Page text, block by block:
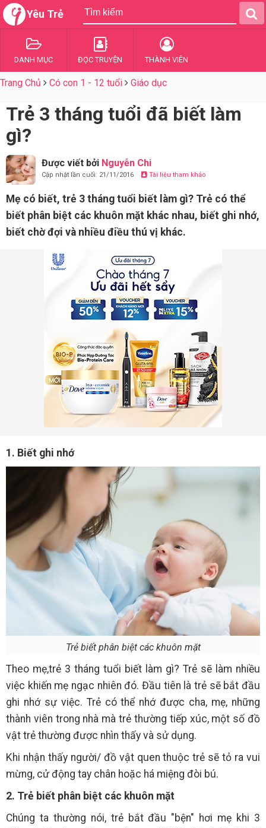
Yêu Trẻ
DANH MỤC ĐỌC TRUYỆN THÀNH VIÊN
Trang Chủ Có con 1 - 12 tuổi Giáo dục
Trẻ 3 tháng tuổi đã biết làm
gì?
Được viết bởi Nguyễn Chi
Cập nhật lần cuối: 21/11/2016 Tài liệu tham khảo
Mẹ có biết, trẻ 3 tháng tuổi biết làm gì? Trẻ có thể
biết phân biệt các khuôn mặt khác nhau, biết ghi nhớ,
biết chờ đợi và nhiều điều thú vị khác.
1. Biết ghi nhớ
Trẻ biết phân biệt các khuôn mặt
Theo mẹ,trẻ 3 tháng tuổi biết làm gì? Trẻ sẽ làm nhiều
việc khiến mẹ ngạc nhiên đó. Đầu tiên là trẻ sẽ bắt đầu
ghi nhớ sự việc. Trẻ có thể nhớ được cha, mẹ, những
thành viên trong nhà mà trẻ thường tiếp xúc, một số đồ
vật trẻ thường được nhìn thấy và sử dụng.
Khi nhận thấy người/ đồ vật quen thuộc trẻ sẽ tỏ ra vui
mừng, cử động tay chân hoặc há miệng đòi bú.
2. Trẻ biết phân biệt các khuôn mặt
Chúng ta thường nói, trẻ bắt đầu "bện" hơi mẹ khi 3